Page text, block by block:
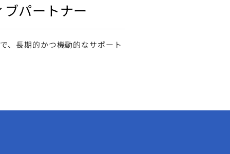
パートナー
、⻑期的かつ機動的なサポート